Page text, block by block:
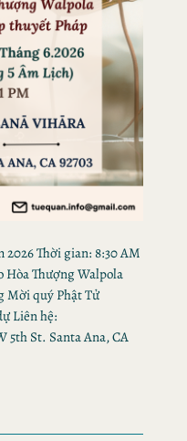
Thời gian: 8:30 AM
Hòa Thượng Walpola
Mời quý Phật Tử
Liên hệ:
5th St. Santa Ana, CA